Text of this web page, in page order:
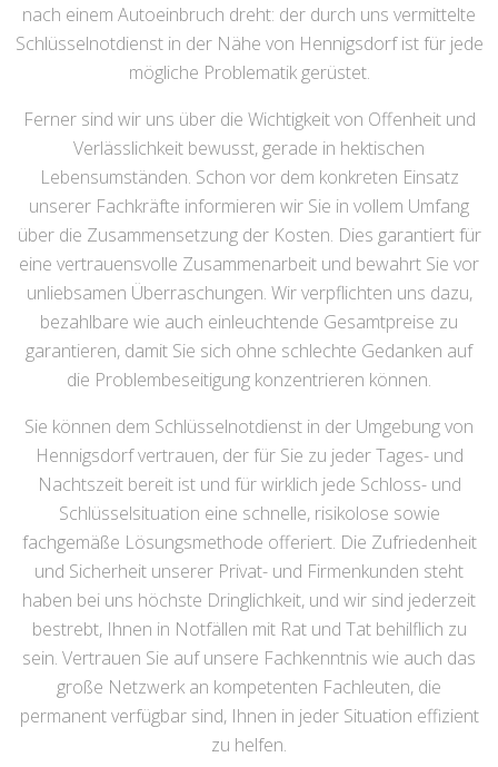
nach einem Autoeinbruch dreht: der durch uns vermittelte
Schlüsselnotdienst in der Nähe von Hennigsdorf ist für jede
mögliche Problematik gerüstet.
Ferner sind wir uns über die Wichtigkeit von Offenheit und
Verlässlichkeit bewusst, gerade in hektischen
Lebensumständen. Schon vor dem konkreten Einsatz
unserer Fachkräfte informieren wir Sie in vollem Umfang
über die Zusammensetzung der Kosten. Dies garantiert für
eine vertrauensvolle Zusammenarbeit und bewahrt Sie vor
unliebsamen Überraschungen. Wir verpflichten uns dazu,
bezahlbare wie auch einleuchtende Gesamtpreise zu
garantieren, damit Sie sich ohne schlechte Gedanken auf
die Problembeseitigung konzentrieren können.
Sie können dem Schlüsselnotdienst in der Umgebung von
Hennigsdorf vertrauen, der für Sie zu jeder Tages- und
Nachtszeit bereit ist und für wirklich jede Schloss- und
Schlüsselsituation eine schnelle, risikolose sowie
fachgemäße Lösungsmethode offeriert. Die Zufriedenheit
und Sicherheit unserer Privat- und Firmenkunden steht
haben bei uns höchste Dringlichkeit, und wir sind jederzeit
bestrebt, Ihnen in Notfällen mit Rat und Tat behilflich zu
sein. Vertrauen Sie auf unsere Fachkenntnis wie auch das
große Netzwerk an kompetenten Fachleuten, die
permanent verfügbar sind, Ihnen in jeder Situation effizient
zu helfen.